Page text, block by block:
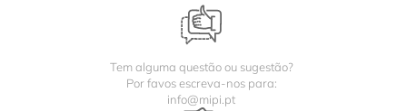
Tem alguma questão ou sugestão?
Por favos escreva-nos para:
info@mipi.pt